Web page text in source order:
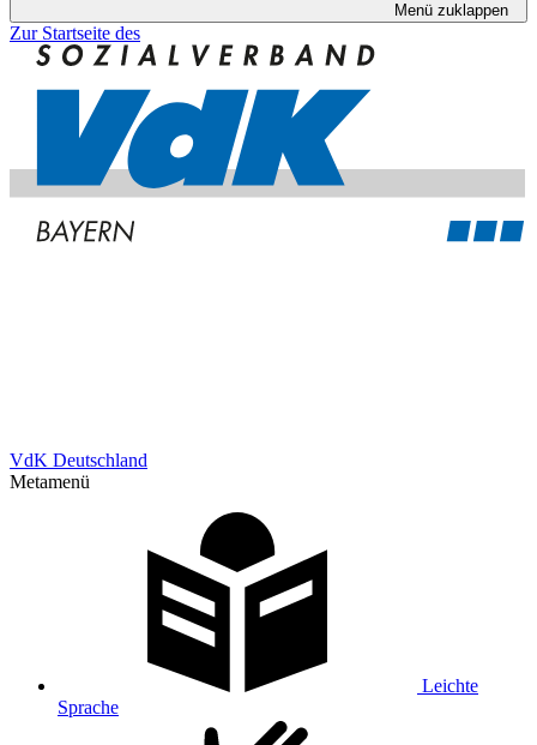
Menü zuklappen
Zur Startseite des
VdK Deutschland
Metamenü
Leichte
Sprache